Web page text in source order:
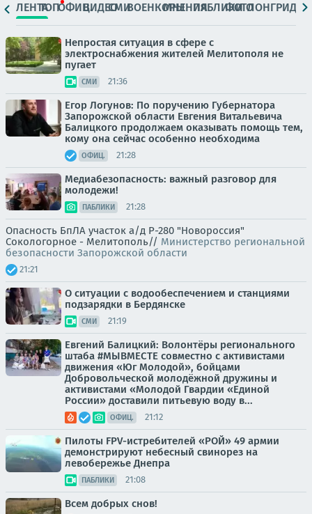
ЛЕНТАТОПОФИЦ.ВИДЕОСМИВОЕНКОРЫМНЕНИЯПАБЛИКИ
ФОТОЛОНГРИДЫ
Непростая ситуация в сфере с
электроснабжения жителей Мелитополя не
пугает
СМИ 21:36
Егор Логунов: По поручению Губернатора
Запорожской области Евгения Витальевича
Балицкого продолжаем оказывать помощь тем,
кому она сейчас особенно необходима
ОФИЦ. 21:28
Медиабезопасность: важный разговор для
молодежи!
ПАБЛИКИ 21:28
Опасность БпЛА участок а/д Р-280 "Новороссия"
Сокологорное - Мелитополь// Министерство региональной
безопасности Запорожской области
21:21
О ситуации с водообеспечением и станциями
подзарядки в Бердянске
СМИ 21:19
Евгений Балицкий: Волонтёры регионального
штаба #МЫВМЕСТЕ совместно с активистами
движения «Юг Молодой», бойцами
Добровольческой молодёжной дружины и
активистами «Молодой Гвардии «Единой
России» доставили питьевую воду в...
ОФИЦ. 21:12
Пилоты FPV-истребителей «РОЙ» 49 армии
демонстрируют небесный свинорез на
левобережье Днепра
ПАБЛИКИ 21:08
Всем добрых снов!